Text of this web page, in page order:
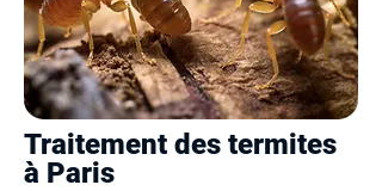
Traitement des termites
à Paris